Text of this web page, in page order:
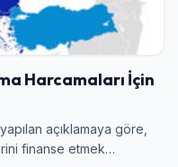
Harcamaları İçin
açıklamaya göre,
finanse etmek…